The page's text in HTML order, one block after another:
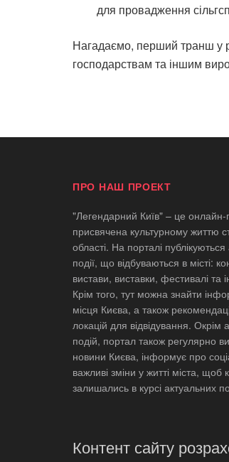
для провадження
Нагадаємо, перший транш у
господарствам та іншим
ПРО НАШ ПРОЕКТ
"Легендарний Київ" – це
присвячена культурному життю
області. На порталі
події, що відбуваються в місті:
вистави, виставки, фестивалі та
Крім того, тут можна знайти
місця Києва, а також
локацій для відвідування. Окрім
подій, портал також регулярно
новини Києва, інформує про
важливі зміни у житті міста, щоб
залишались в курсі актуальних
Контент сайту